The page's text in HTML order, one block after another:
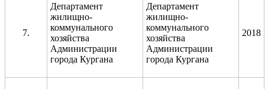
7.
Департамент
жилищно-
коммунального
хозяйства
Администрации
города Кургана
Департамент
жилищно-
коммунального
хозяйства
Администрации
города Кургана
2018